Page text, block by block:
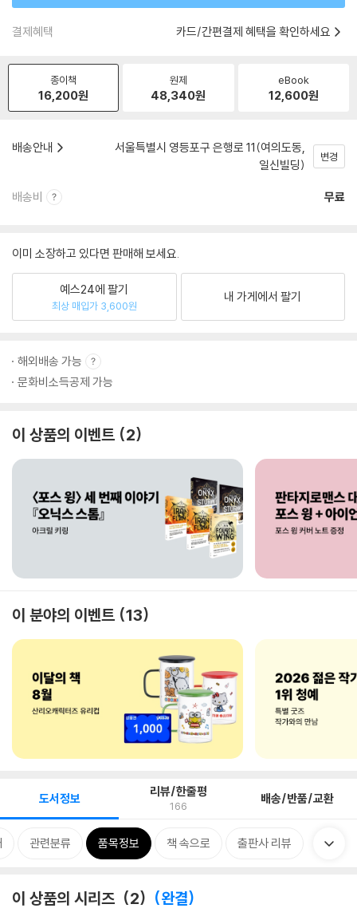
결제혜택 카드/간편결제 혜택을 확인하세요
종이책
16,200원
원제
48,340원
eBook
12,600원
배송안내
서울특별시 영등포구 은행로 11(여의도동,
일신빌딩)
변경
배송비 무료
이미 소장하고 있다면 판매해 보세요.
예스24에 팔기
최상 매입가 3,600원
내 가게에서 팔기
해외배송 가능
문화비소득공제 가능
이 상품의 이벤트 2
이 분야의 이벤트 13
도서정보 리뷰/한줄평
166 배송/반품/교환
관련분류 품목정보 책 속으로 출판사 리뷰
이 상품의 시리즈 2 완결